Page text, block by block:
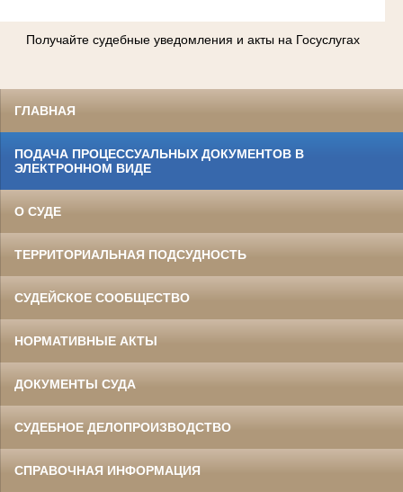
Получайте судебные уведомления и акты на Госуслугах
ГЛАВНАЯ
ПОДАЧА ПРОЦЕССУАЛЬНЫХ ДОКУМЕНТОВ В
ЭЛЕКТРОННОМ ВИДЕ
О СУДЕ
ТЕРРИТОРИАЛЬНАЯ ПОДСУДНОСТЬ
СУДЕЙСКОЕ СООБЩЕСТВО
НОРМАТИВНЫЕ АКТЫ
ДОКУМЕНТЫ СУДА
СУДЕБНОЕ ДЕЛОПРОИЗВОДСТВО
СПРАВОЧНАЯ ИНФОРМАЦИЯ